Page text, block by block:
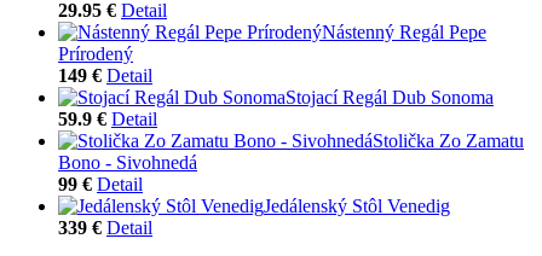
29.95 € Detail
Nástenný Regál Pepe
Prírodený
149 € Detail
Stojací Regál Dub Sonoma
59.9 € Detail
Stolička Zo Zamatu
Bono - Sivohnedá
99 € Detail
Jedálenský Stôl Venedig
339 € Detail